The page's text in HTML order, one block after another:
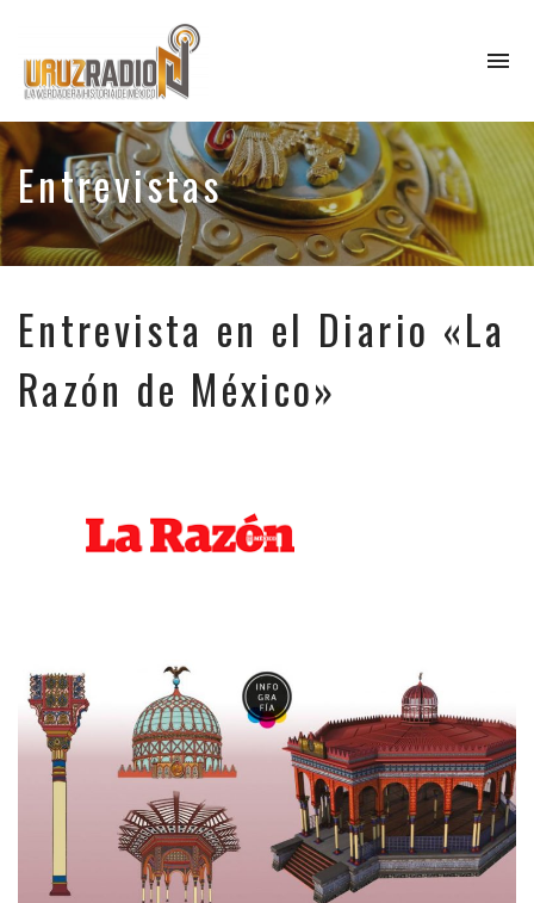
verdadera
historia
de
México,
narrada
por
profesor
Francisco
Escúchanos
todos
Entrevistas
Entrevista en el Diario «La
Razón de México»